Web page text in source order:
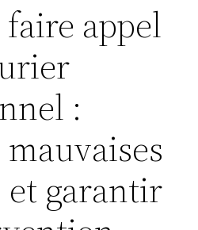
appel
:
et garantir